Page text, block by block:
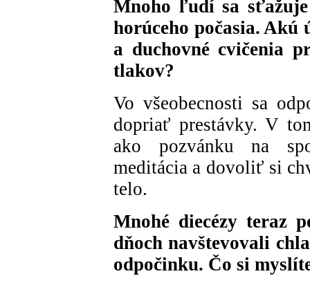
Mnoho ľudí sa
horúceho počasia.
a duchovné cvičenia
tlakov?
Vo všeobecnosti sa
dopriať prestávky. V
ako pozvánku na
meditácia a dovoliť si
telo.
Mnohé diecézy teraz
dňoch navštevovali
odpočinku. Čo si